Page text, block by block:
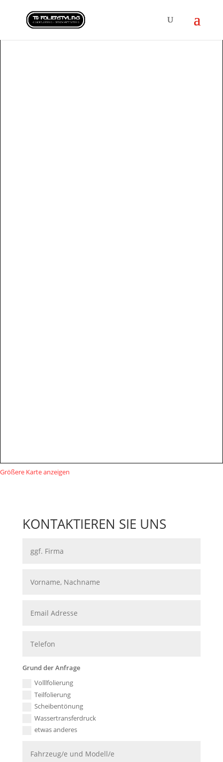
Größere Karte anzeigen
KONTAKTIEREN SIE UNS
Grund der Anfrage
Volllfolierung
Teilfolierung
Scheibentönung
Wassertransferdruck
etwas anderes